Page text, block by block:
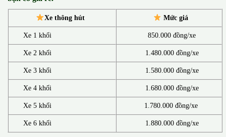
Xe thông hút Mức giá
Xe 1 khối 850.000 đồng/xe
Xe 2 khối 1.480.000 đồng/xe
Xe 3 khối 1.580.000 đồng/xe
Xe 4 khối 1.680.000 đồng/xe
Xe 5 khối 1.780.000 đồng/xe
Xe 6 khối 1.880.000 đồng/xe